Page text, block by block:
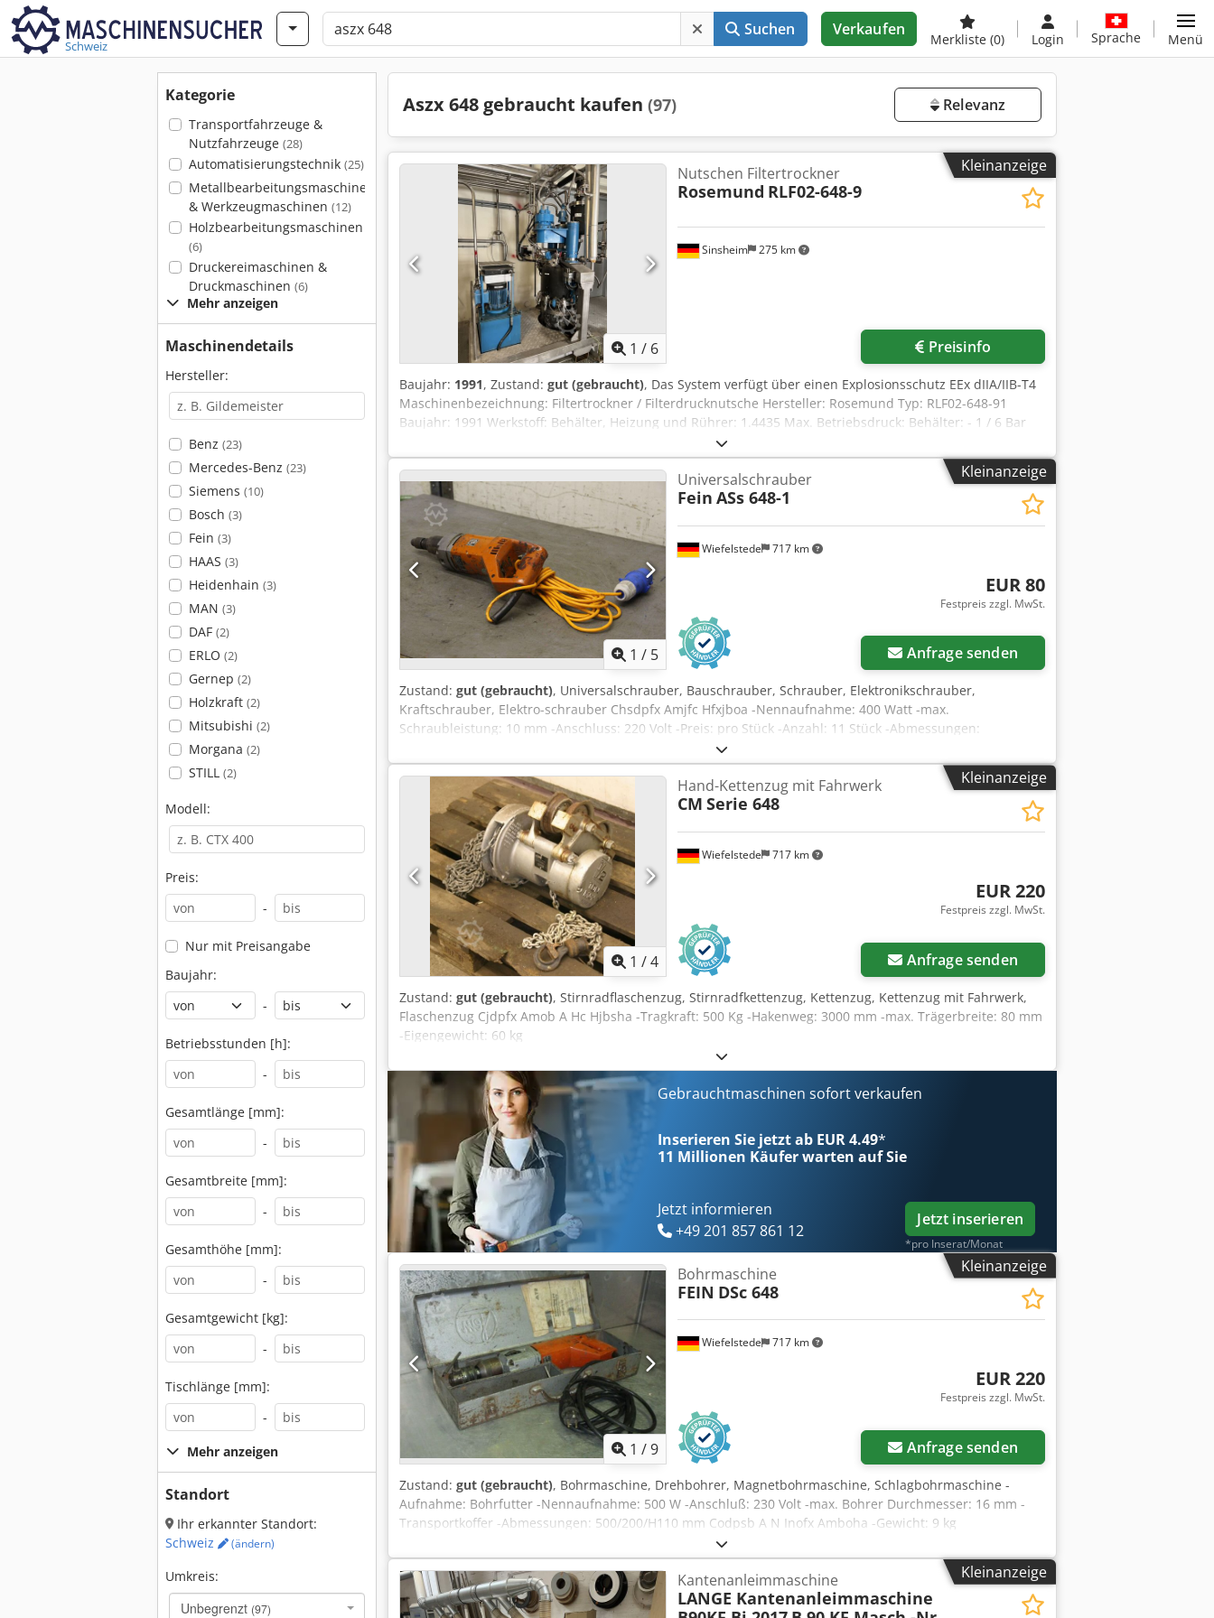
Schweiz
Suchen Verkaufen
Merkliste (0) Login Sprache Menü
Kategorie
Transportfahrzeuge &
Nutzfahrzeuge (28)
Automatisierungstechnik (25)
Metallbearbeitungsmaschinen
& Werkzeugmaschinen (12)
Holzbearbeitungsmaschinen
(6)
Druckereimaschinen &
Druckmaschinen (6)
Mehr anzeigen
Maschinendetails
Hersteller:
Benz (23)
Mercedes-Benz (23)
Siemens (10)
Bosch (3)
Fein (3)
HAAS (3)
Heidenhain (3)
MAN (3)
DAF (2)
ERLO (2)
Gernep (2)
Holzkraft (2)
Mitsubishi (2)
Morgana (2)
STILL (2)
Modell:
Preis:
-
Nur mit Preisangabe
Baujahr:
-
Betriebsstunden [h]:
-
Gesamtlänge [mm]:
-
Gesamtbreite [mm]:
-
Gesamthöhe [mm]:
-
Gesamtgewicht [kg]:
-
Tischlänge [mm]:
-
Mehr anzeigen
Standort
Ihr erkannter Standort:
Schweiz
(ändern)
Umkreis:
Unbegrenzt (97)
Aszx 648 gebraucht kaufen (97) Relevanz
Kleinanzeige
1 / 6
Sinsheim 275 km
Nutschen Filtertrockner
Rosemund RLF02-648-9
Preisinfo
Baujahr: 1991, Zustand: gut (gebraucht), Das System verfügt über einen Explosionsschutz EEx dIIA/IIB-T4
Maschinenbezeichnung: Filtertrockner / Filterdrucknutsche Hersteller: Rosemund Typ: RLF02-648-91
Baujahr: 1991 Werkstoff: Behälter, Heizung und Rührer: 1.4435 Max. Betriebsdruck: Behälter: - 1 / 6 Bar
Heizmantel: - 1 / 6 Bar Chsdpfxsiv Id He Ambja Max. Betriebstemperatur: Behälter: - 50 / +150 °C.
Heizmantel: - 50 / +150 °C. Abmessungen: Länge 1650 x Breite 1170 x Höhe 2400 mm Leergewicht: Ca.
2000 kg Tech. Dokumentation: Ja Bemerkung: Antrieb Hydraulik: 5,5 kW Elektromotor: Leistung 5.5,
Drehzahl 1500 rpm, Bauform V1, Schutzart IP55 Explosionsschutz: EEx dIIA/IIB-T4 Zubehör: Ein
Grundrahmen und ein Hydrauliksystem Zustand: Gebraucht gut Preis: Auf Anfrage
Kleinanzeige
1 / 5
Wiefelstede 717 km
Universalschrauber
Fein ASs 648-1
EUR 80
Festpreis zzgl. MwSt.
Anfrage senden
Zustand: gut (gebraucht), Universalschrauber, Bauschrauber, Schrauber, Elektronikschrauber,
Kraftschrauber, Elektro-schrauber Chsdpfx Amjfc Hfxjboa -Nennaufnahme: 400 Watt -max.
Schraubleistung: 10 mm -Anschluss: 220 Volt -Preis: pro Stück -Anzahl: 11 Stück -Abmessungen:
Kleinanzeige
1 /4
Wiefelstede 717 km
Hand-Kettenzug mit Fahrwerk
CM Serie 648
EUR 220
Festpreis zzgl. MwSt.
Anfrage senden
Zustand: gut (gebraucht), Stirnradflaschenzug, Stirnradfkettenzug, Kettenzug, Kettenzug mit Fahrwerk,
Flaschenzug Cjdpfx Amob A Hc Hjbsha -Tragkraft: 500 Kg -Hakenweg: 3000 mm -max. Trägerbreite: 80 mm
-Eigengewicht: 60 kg
Gebrauchtmaschinen sofort verkaufen
Inserieren Sie jetzt ab EUR 4.49*
11 Millionen Käufer warten auf Sie
Jetzt informieren
+49 201 857 861 12
Jetzt inserieren
*pro Inserat/Monat
Kleinanzeige
1 /9
Wiefelstede 717 km
Bohrmaschine
FEIN DSc 648
EUR 220
Festpreis zzgl. MwSt.
Anfrage senden
Zustand: gut (gebraucht), Bohrmaschine, Drehbohrer, Magnetbohrmaschine, Schlagbohrmaschine -
Aufnahme: Bohrfutter -Nennaufnahme: 500 W -Anschluß: 230 Volt -max. Bohrer Durchmesser: 16 mm -
Transportkoffer -Abmessungen: 500/200/H110 mm Codpsb A N Inofx Amboha -Gewicht: 9 kg
Kleinanzeige
Kantenanleimmaschine
LANGE Kantenanleimmaschine